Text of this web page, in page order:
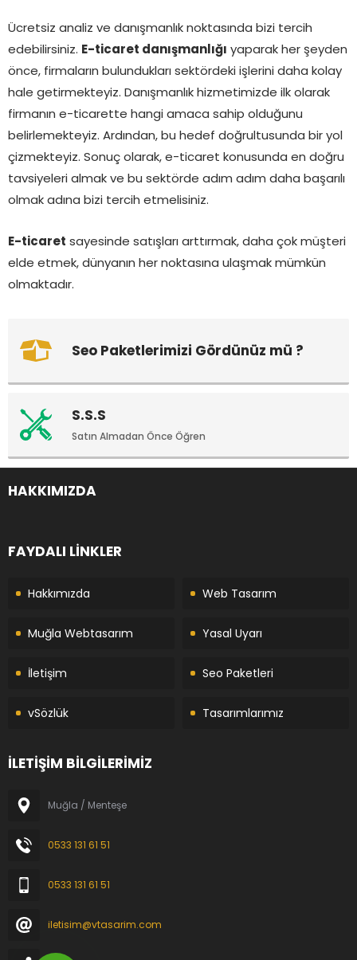
Ücretsiz analiz ve danışmanlık noktasında bizi tercih
edebilirsiniz. E-ticaret danışmanlığı yaparak her şeyden
önce, firmaların bulundukları sektördeki işlerini daha kolay
hale getirmekteyiz. Danışmanlık hizmetimizde ilk olarak
firmanın e-ticarette hangi amaca sahip olduğunu
belirlemekteyiz. Ardından, bu hedef doğrultusunda bir yol
çizmekteyiz. Sonuç olarak, e-ticaret konusunda en doğru
tavsiyeleri almak ve bu sektörde adım adım daha başarılı
olmak adına bizi tercih etmelisiniz.
E-ticaret sayesinde satışları arttırmak, daha çok müşteri
elde etmek, dünyanın her noktasına ulaşmak mümkün
olmaktadır.
Seo Paketlerimizi Gördünüz mü ?
S.S.S
Satın Almadan Önce Öğren
HAKKIMIZDA
FAYDALI LİNKLER
Hakkımızda Web Tasarım
Muğla Webtasarım Yasal Uyarı
İletişim Seo Paketleri
vSözlük Tasarımlarımız
İLETİŞİM BİLGİLERİMİZ
Muğla / Menteşe
0533 131 61 51
0533 131 61 51
iletisim@vtasarim.com